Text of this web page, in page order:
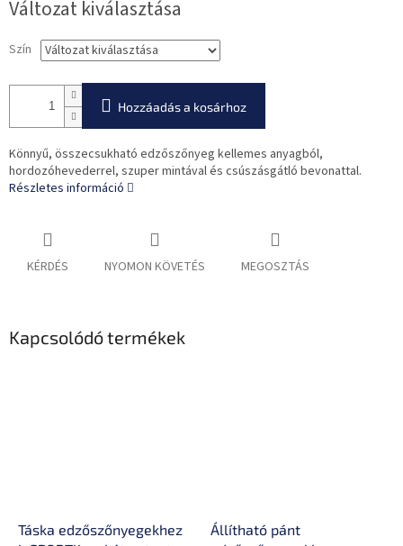
Változat kiválasztása
Szín
Hozzáadás a kosárhoz
Könnyű, összecsukható edzőszőnyeg kellemes anyagból,
hordozóhevederrel, szuper mintával és csúszásgátló bevonattal.
Részletes információ
KÉRDÉS NYOMON KÖVETÉS MEGOSZTÁS
Kapcsolódó termékek
Táska edzőszőnyegekhez
Állítható pánt